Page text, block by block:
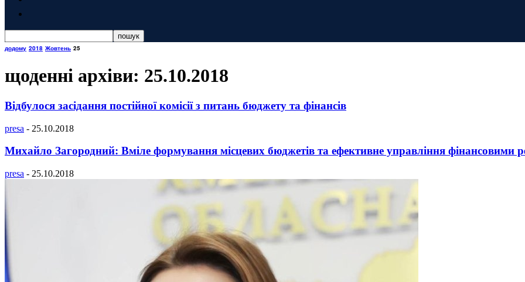
додому 2018 Жовтень 25
щоденні архіви: 25.10.2018
Відбулося засідання постійної комісії з питань бюджету та фінансів
presa - 25.10.2018
Михайло Загородний: Вміле формування місцевих бюджетів та ефективне управління фінансовими
presa - 25.10.2018